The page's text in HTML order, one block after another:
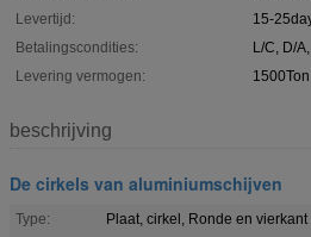
Levertijd:
15-
Betalingscondities:
L/C, D/
Levering vermogen:
beschrijving
De cirkels van aluminiumschijven
Type:
Plaat, cirkel, Ronde en vierkant